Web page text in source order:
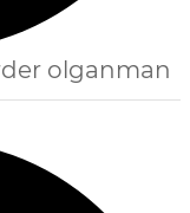
olganman